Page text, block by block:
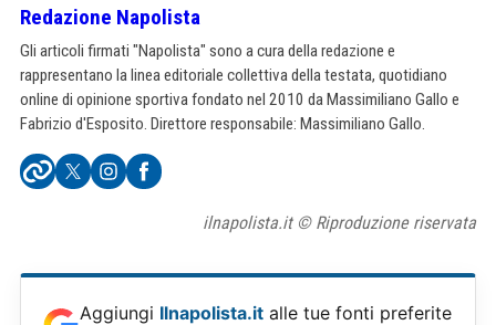
Redazione Napolista
Gli articoli firmati "Napolista" sono a cura della redazione e
rappresentano la linea editoriale collettiva della testata, quotidiano
online di opinione sportiva fondato nel 2010 da Massimiliano Gallo e
Fabrizio d'Esposito. Direttore responsabile: Massimiliano Gallo.
ilnapolista.it © Riproduzione riservata
Aggiungi Ilnapolista.it alle tue fonti preferite